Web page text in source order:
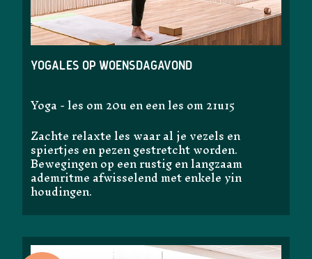
Yogales op woensdagavond
Yoga - les om 20u en een les om 21u15
Zachte relaxte les waar al je vezels en
spiertjes en pezen gestretcht worden.
Bewegingen op een rustig en langzaam
ademritme afwisselend met enkele yin
houdingen.